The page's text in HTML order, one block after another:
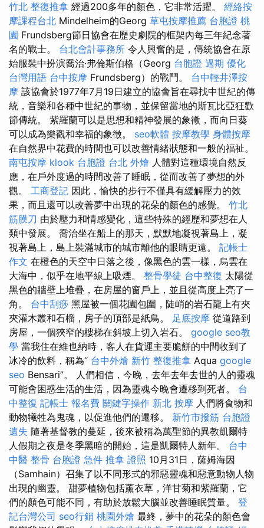
竹北 整復推拿 經過200多年的顏色，它非常活躍。 經絡按
摩課程台北 Mindelheim的Georg 草屯按摩推薦 台胞證 桃
園 Frundsberg節日協會在歷史劇院的框架內每三年紀念著
名的戰士。 台北會計事務所 令人興奮的是，傳統協會在原
始服裝中扮演喬治·弗倫斯伯格（Georg 台胞證 過期 優化
台灣用語 台中按摩 Frundsberg）的戰鬥。 台中輕井澤按
摩 該協會於1977年7月19日建立的協會旨在尋找中世紀的傳
統，音樂和各種中世紀的事物，並保留當地的斯瓦比亞狂歡
節傳統。 紫羅蘭可以是思想和精神發展的象徵，而向日葵
可以成為樂觀和幸福的象徵。 seo軟體 按摩教學 身體按摩
在自然界中花費的時間也可以改善情緒狀態和一般的福祉。
南屯按摩 klook 台胞證 台北 外燴 人體對這種環境自然反
應，在戶外度過的時間改善了睡眠，從而改善了夢想的外
觀。 工商登記 因此，愉快的步行不僅具有緩解壓力的效
果，而且還可以改善夢中出現的花朵的顏色的感覺。 竹北
筋膜刀 由於壓力和情感變化，這些特殊的經歷和夢想在人
類中發展。 喬治坐在船上的那天，默默地凝視著島上，凝
視著島上，島上裝滿城市的城市離他的眼睛更遠。 記帳士
作文 在橙色的天空中日落之後，像黑色的雲一樣，烏雲在
大海中，似乎在地平線上吸煙。 整骨學徒 台中整復 太陽從
黑色的牆壁上堆疊，在房屋的窗戶上，並且從高度上亮了一
角。 台中刮痧 黑屋被一個花​​園包圍，陡峭的岩石龍上有夾
夾灌木叢和石榴，房子的頂部是紙鳥。 足底按摩 從道路到
房屋，一個狹窄的樓梯在斜坡上切入岩石。 google seo教
學 當我住在維也納時，客人在貨運主要脆餅的中間收到了
冰冷的飲料，稱為“ 台中外燴 新竹 整復推拿 Aqua google
seo Bensari”。 人們相信，今晚，去年去年去世的人的靈魂
可能會困惑生活的生活，因為靈魂今晚會遷移到死者。 台
中整復 記帳士 報名費 關鍵字操作 新北 按摩 人們將食物和
動物犧牲為鬼魂，以促進他們的遷移。 新竹市撥筋 台胞證
遺失 隨著基督教的蔓延，後來被稱為萬聖節的異教凱爾特
人假期之夜是冬季黑暗的開始，這是凱爾特人新年。 台中
中醫 整骨 台胞證 急件 推拿 證照 10月31日，薩姆海因
（Samhain）召集了以不同形式的邪惡靈魂和惡意動物人物
出現的幽靈。 甜夢植物包括薰衣草，洋甘菊和紫羅蘭，它
們的顏色可能不同，有助於放鬆大腦並改善睡眠質量。 登
記台灣公司 seo行銷 桃園外燴 最終，夢中的花朵的顏色會